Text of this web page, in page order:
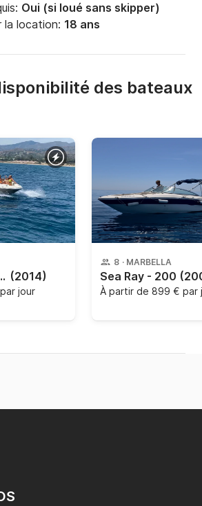
Oui (si loué sans skipper)
la location: 18 ans
des bateaux
Sd 220hp (2014)
jour
8 · MARBELLA
Sea Ray - 200
À partir de 899 € par